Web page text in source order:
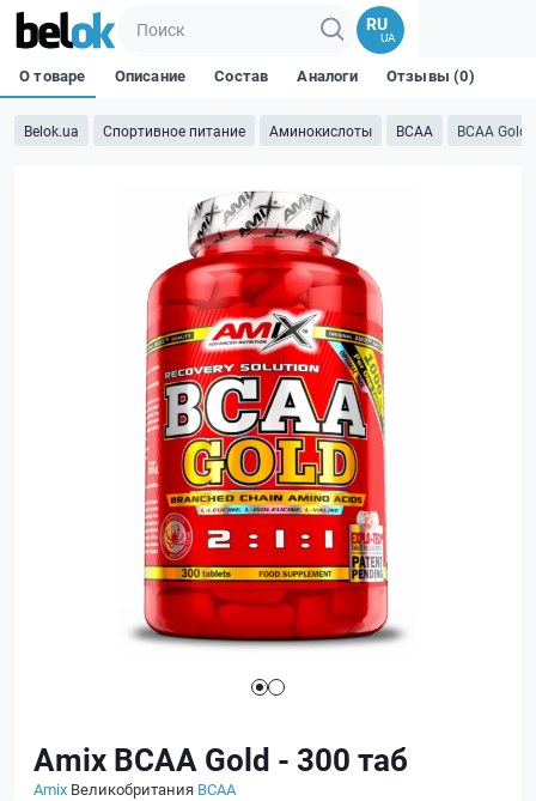
RU
UA
Belok.ua Спортивное питание Аминокислоты BCAA BCAA Gold
О товаре Описание Состав Аналоги Отзывы (0)
Amix BCAA Gold - 300 таб
Amix Великобритания BCAA